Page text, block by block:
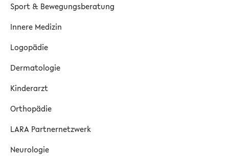
Sport & Bewegungsberatung
Innere Medizin
Logopädie
Dermatologie
Kinderarzt
Orthopädie
LARA Partnernetzwerk
Neurologie